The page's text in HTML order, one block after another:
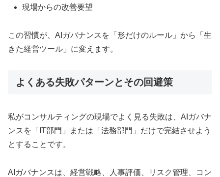
現場からの改善要望
この習慣が、AIガバナンスを「形だけのルール」から「生
きた経営ツール」に変えます。
よくある失敗パターンとその回避策
私がコンサルティングの現場でよく見る失敗は、AIガバナ
ンスを「IT部門」または「法務部門」だけで完結させよう
とすることです。
AIガバナンスは、経営戦略、人事評価、リスク管理、コン